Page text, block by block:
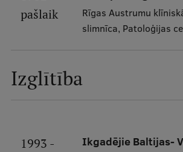
Par RSU
Studentu dzīve
Studiju norises vietas
Mūsu cilvēki
pašlaik
Rīgas Austrumu
slimnīca, Patoloģijas
Izglītība
1993 -
Ikgadējie Baltijas-